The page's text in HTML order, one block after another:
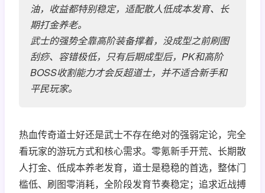
油，收益都特别稳定，适配散人低成本发育、长
期打金养老。
武士的强势全靠高阶装备撑着，没成型之前刷图
刮痧、容错极低，只有后期成型后，PK和高阶
BOSS收割能力才会反超道士，并不适合新手和
平民玩家。
热血传奇道士好还是武士不存在绝对的强弱定论，完全
看玩家的游玩方式和核心需求。零氪新手开荒、长期散
人打金、低成本养老发育，道士是稳稳的首选，整体门
槛低、刷图零消耗，全阶段发育节奏稳定；追求近战搏